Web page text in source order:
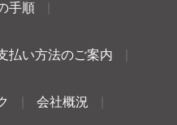
手順
払い方法のご案内
会社概況